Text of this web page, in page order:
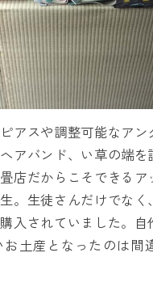
アスや調整可能なアン
アバンド、い草の端を
店だからこそできるア
。生徒さんだけでなく
入されていました。自
土産となったのは間